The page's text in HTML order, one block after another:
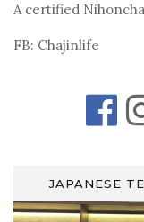
A certified
FB: Chajinlife
JAPANESE